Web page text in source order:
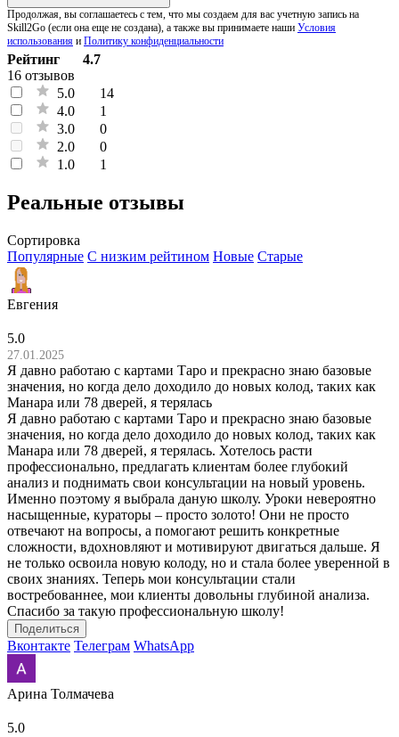
Продолжая, вы соглашаетесь с тем, что мы создаем для вас учетную запись на
Skill2Go (если она еще не создана), а также вы принимаете наши Условия
использования и Политику конфиденциальности
Рейтинг
4.7
16 отзывов
5.0
14
4.0
1
3.0
0
2.0
0
1.0
1
Реальные отзывы
Сортировка
Популярные С низким рейтином Новые Старые
Евгения
5.0
27.01.2025
Я давно работаю с картами Таро и прекрасно знаю базовые
значения, но когда дело доходило до новых колод, таких как
Манара или 78 дверей, я терялась
Я давно работаю с картами Таро и прекрасно знаю базовые
значения, но когда дело доходило до новых колод, таких как
Манара или 78 дверей, я терялась. Хотелось расти
профессионально, предлагать клиентам более глубокий
анализ и поднимать свои консультации на новый уровень.
Именно поэтому я выбрала даную школу. Уроки невероятно
насыщенные, кураторы – просто золото! Они не просто
отвечают на вопросы, а помогают решить конкретные
сложности, вдохновляют и мотивируют двигаться дальше. Я
не только освоила новую колоду, но и стала более уверенной в
своих знаниях. Теперь мои консультации стали
востребованнее, мои клиенты довольны глубиной анализа.
Спасибо за такую профессиональную школу!
Поделиться
Вконтакте Телеграм WhatsApp
Арина Толмачева
5.0